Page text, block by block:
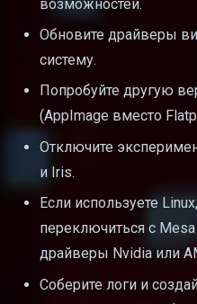
возможностей.
Обновите драйверы
систему.
Попробуйте другую
(AppImage вместо
Отключите
и Iris.
Если используете
переключиться с
драйверы Nvidia или
Соберите логи и